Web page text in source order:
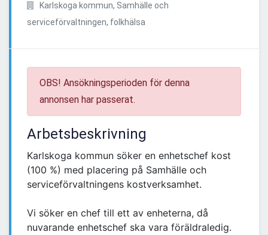
Karlskoga kommun, Samhälle och
serviceförvaltningen, folkhälsa
OBS! Ansökningsperioden för denna
annonsen har passerat.
Arbetsbeskrivning
Karlskoga kommun söker en enhetschef kost
(100 %) med placering på Samhälle och
serviceförvaltningens kostverksamhet.
Vi söker en chef till ett av enheterna, då
nuvarande enhetschef ska vara föräldraledig.